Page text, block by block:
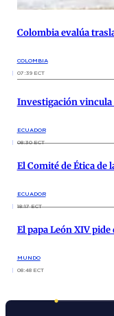
Colombia evalúa
COLOMBIA
07:39 ECT
Investigación vincula
ECUADOR
08:30 ECT
El Comité de Ética de
ECUADOR
18:17 ECT
El papa León XIV
MUNDO
08:48 ECT